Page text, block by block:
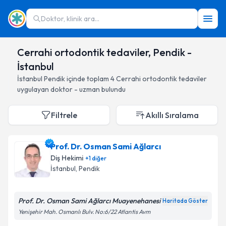
Doktor, klinik ara...
Cerrahi ortodontik tedaviler, Pendik -
İstanbul
İstanbul Pendikiçinde toplam 4Cerrahi ortodontik tedaviler
uygulayan doktor - uzman bulundu
Filtrele Akıllı Sıralama
Prof. Dr. Osman Sami Ağlarcı
Diş Hekimi +1diğer
İstanbul, Pendik
Prof. Dr. Osman Sami Ağlarcı Muayenehanesi Haritada Göster
Yenişehir Mah. Osmanlı Bulv. No:6/22 Atlantis Avm